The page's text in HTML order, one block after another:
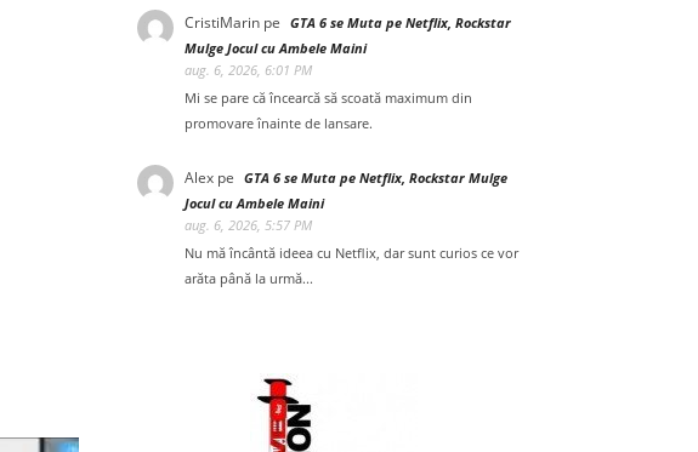
CristiMarin pe GTA 6 se Muta pe Netflix, Rockstar
Mulge Jocul cu Ambele Maini
aug. 6, 2026, 6:01 PM
Mi se pare că încearcă să scoată maximum din
promovare înainte de lansare.
Alex pe GTA 6 se Muta pe Netflix, Rockstar Mulge
Jocul cu Ambele Maini
aug. 6, 2026, 5:57 PM
Nu mă încântă ideea cu Netflix, dar sunt curios ce vor
arăta până la urmă...